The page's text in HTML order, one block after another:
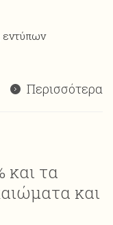
εντύπων
Περισσότερα
και τα
και